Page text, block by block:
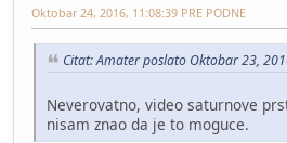
Oktobar 24, 2016, 11:08:39 PRE PODNE
Citat: Amater poslato Oktobar 23,
Neverovatno, video saturnove
nisam znao da je to moguce.